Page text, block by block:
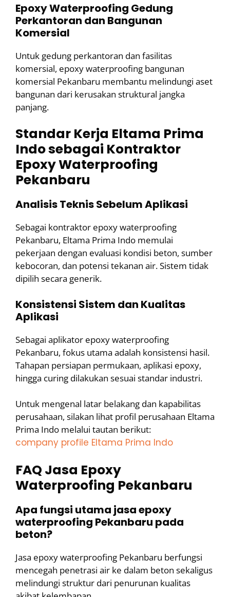
Epoxy Waterproofing Gedung
Perkantoran dan Bangunan
Komersial
Untuk gedung perkantoran dan fasilitas
komersial, epoxy waterproofing bangunan
komersial Pekanbaru membantu melindungi aset
bangunan dari kerusakan struktural jangka
panjang.
Standar Kerja Eltama Prima
Indo sebagai Kontraktor
Epoxy Waterproofing
Pekanbaru
Analisis Teknis Sebelum Aplikasi
Sebagai kontraktor epoxy waterproofing
Pekanbaru, Eltama Prima Indo memulai
pekerjaan dengan evaluasi kondisi beton, sumber
kebocoran, dan potensi tekanan air. Sistem tidak
dipilih secara generik.
Konsistensi Sistem dan Kualitas
Aplikasi
Sebagai aplikator epoxy waterproofing
Pekanbaru, fokus utama adalah konsistensi hasil.
Tahapan persiapan permukaan, aplikasi epoxy,
hingga curing dilakukan sesuai standar industri.
Untuk mengenal latar belakang dan kapabilitas
perusahaan, silakan lihat profil perusahaan Eltama
Prima Indo melalui tautan berikut:
company profile Eltama Prima Indo
FAQ Jasa Epoxy
Waterproofing Pekanbaru
Apa fungsi utama jasa epoxy
waterproofing Pekanbaru pada
beton?
Jasa epoxy waterproofing Pekanbaru berfungsi
mencegah penetrasi air ke dalam beton sekaligus
melindungi struktur dari penurunan kualitas